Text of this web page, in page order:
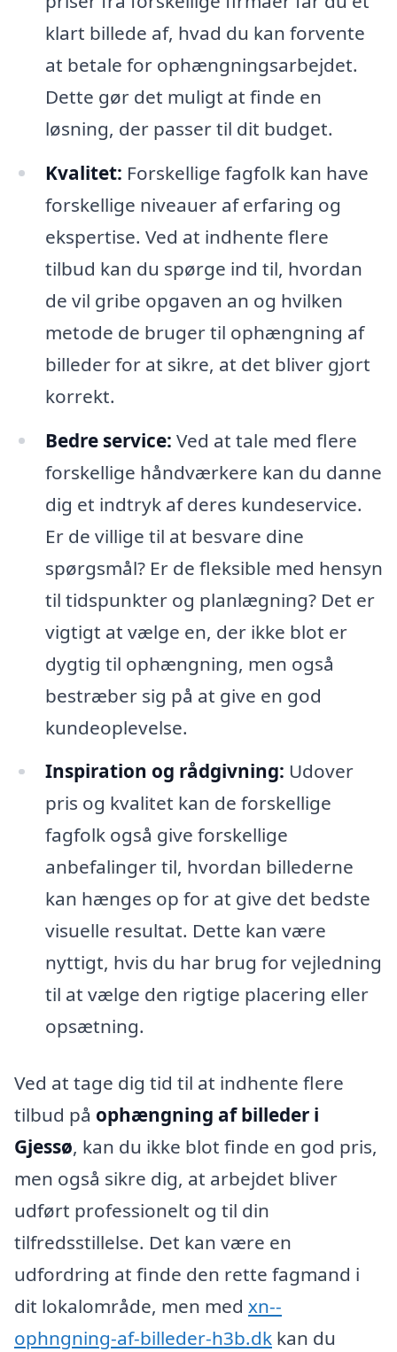
klart billede af, hvad du kan forvente
at betale for ophængningsarbejdet.
Dette gør det muligt at finde en
løsning, der passer til dit budget.
Kvalitet: Forskellige fagfolk kan have
forskellige niveauer af erfaring og
ekspertise. Ved at indhente flere
tilbud kan du spørge ind til, hvordan
de vil gribe opgaven an og hvilken
metode de bruger til ophængning af
billeder for at sikre, at det bliver gjort
korrekt.
Bedre service: Ved at tale med flere
forskellige håndværkere kan du danne
dig et indtryk af deres kundeservice.
Er de villige til at besvare dine
spørgsmål? Er de fleksible med hensyn
til tidspunkter og planlægning? Det er
vigtigt at vælge en, der ikke blot er
dygtig til ophængning, men også
bestræber sig på at give en god
kundeoplevelse.
Inspiration og rådgivning: Udover
pris og kvalitet kan de forskellige
fagfolk også give forskellige
anbefalinger til, hvordan billederne
kan hænges op for at give det bedste
visuelle resultat. Dette kan være
nyttigt, hvis du har brug for vejledning
til at vælge den rigtige placering eller
opsætning.
Ved at tage dig tid til at indhente flere
tilbud på ophængning af billeder i
Gjessø, kan du ikke blot finde en god pris,
men også sikre dig, at arbejdet bliver
udført professionelt og til din
tilfredsstillelse. Det kan være en
udfordring at finde den rette fagmand i
dit lokalområde, men med xn--
ophngning-af-billeder-h3b.dk kan du